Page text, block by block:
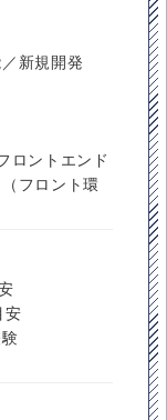
新規開発
ロントエンド
フロント環
安